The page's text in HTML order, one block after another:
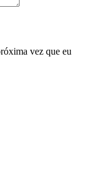
vez que eu